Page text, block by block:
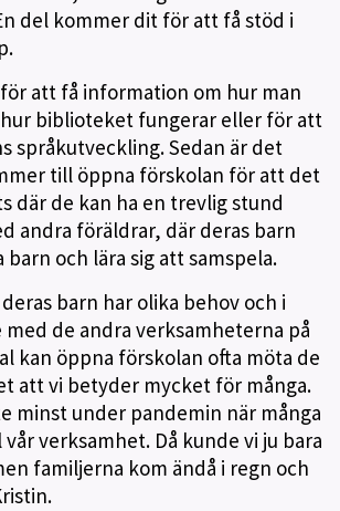
del kommer dit för att få stöd i
att få information om hur man
biblioteket fungerar eller för att
språkutveckling. Sedan är det
till öppna förskolan för att det
där de kan ha en trevlig stund
andra föräldrar, där deras barn
barn och lära sig att samspela.
barn har olika behov och i
med de andra verksamheterna på
kan öppna förskolan ofta möta de
att vi betyder mycket för många.
minst under pandemin när många
verksamhet. Då kunde vi ju bara
familjerna kom ändå i regn och